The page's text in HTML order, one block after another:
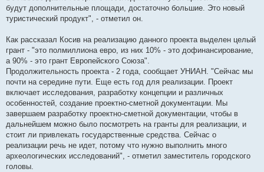
будут дополнительные площади, достаточно большие. Это новый
туристический продукт", - отметил он.
Как рассказал Косив на реализацию данного проекта выделен целый
грант - "это полмиллиона евро, из них 10% - это дофинансирование,
а 90% - это грант Европейского Союза".
Продолжительность проекта - 2 года, сообщает УНИАН. "Сейчас мы
почти на середине пути. Еще есть год для реализации. Проект
включает исследования, разработку концепции и различных
особенностей, создание проектно-сметной документации. Мы
завершаем разработку проектно-сметной документации, чтобы в
дальнейшем можно было посмотреть на гранты для реализации, и
стоит ли привлекать государственные средства. Сейчас о
реализации речь не идет, потому что нужно выполнить много
археологических исследований", - отметил заместитель городского
головы.